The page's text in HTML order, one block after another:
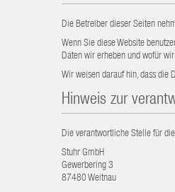
Die Betreiber dieser Seiten
Wenn Sie diese Website
Daten wir erheben und wofür
Wir weisen darauf hin, dass die
Hinweis zur
Die verantwortliche Stelle für
Stuhr GmbH
Gewerbering 3
87480 Weitnau